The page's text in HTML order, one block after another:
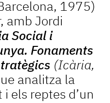
1975)
amb Jordi
Social i
Fonaments
(Icària,
analitza la
els reptes d’un